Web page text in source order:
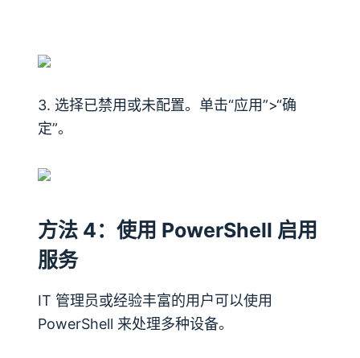
3. 选择已禁用或未配置。单击“应用”>“确
定”。
方法 4：使用 PowerShell 启用
服务
IT 管理员或经验丰富的用户可以使用
PowerShell 来处理多种设备。